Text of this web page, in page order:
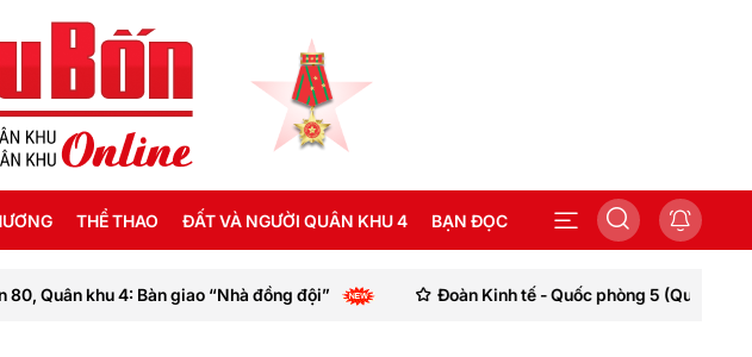
THỂ THAO ĐẤT VÀ NGƯỜI QUÂN KHU 4 BẠN ĐỌC
khu 4: Bàn giao “Nhà đồng đội” Đoàn Kinh tế - Quốc phòng 5 (Quân khu 4) tăng